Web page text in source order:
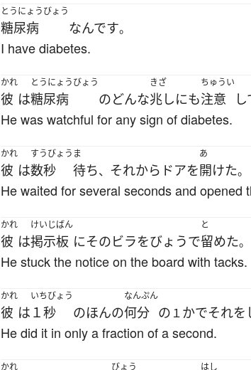
とうにょうびょう
糖尿病 なんです。
I have diabetes.
かれ
彼 は
とうにょうびょう
糖尿病 のどんな
きざ
兆しにも
ちゅうい
注意
He was watchful for any sign of diabetes.
かれ
彼 は
すうびょう
数秒
ま
待ち、 それから ドアを
あ
開けた。
He waited for several seconds and opened
かれ
彼 は
けいじばん
掲示板 にそのビラをびょうで
と
留めた。
He stuck the notice on the board with tacks.
かれ
彼 は
いちびょう
１秒 のほんの
なんぷん
何分 の １かでそれを
He did it in only a fraction of a second.
かれ
びょう はし